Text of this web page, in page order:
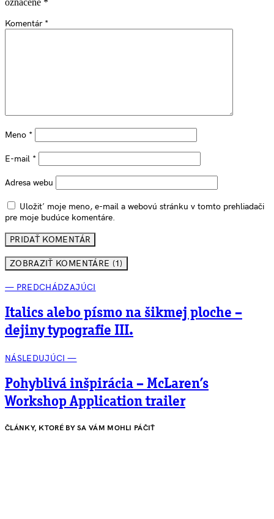
označené *
Komentár *
Meno *
E-mail *
Adresa webu
Uložiť moje meno, e-mail a webovú stránku v tomto prehliadači
pre moje budúce komentáre.
ZOBRAZIŤ KOMENTÁRE (1)
— PREDCHÁDZAJÚCI
Italics alebo písmo na šikmej ploche –
dejiny typografie III.
NÁSLEDUJÚCI —
Pohyblivá inšpirácia – McLaren’s
Workshop Application trailer
ČLÁNKY, KTORÉ BY SA VÁM MOHLI PÁČIŤ